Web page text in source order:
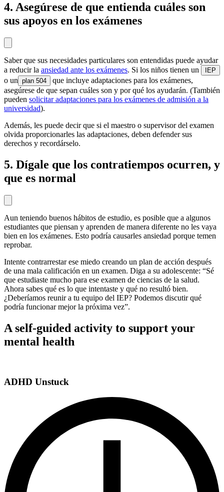
4. Asegúrese de que entienda cuáles son
sus apoyos en los exámenes
Saber que sus necesidades particulares son entendidas puede ayudar
a reducir la ansiedad ante los exámenes. Si los niños tienen un IEP
o un plan 504
que incluye adaptaciones para los exámenes,
asegúrese de que sepan cuáles son y por qué los ayudarán. (También
pueden solicitar adaptaciones para los exámenes de admisión a la
universidad).
Además, les puede decir que si el maestro o supervisor del examen
olvida proporcionarles las adaptaciones, deben defender sus
derechos y recordárselo.
5. Dígale que los contratiempos ocurren, y
que es normal
Aun teniendo buenos hábitos de estudio, es posible que a algunos
estudiantes que piensan y aprenden de manera diferente no les vaya
bien en los exámenes. Esto podría causarles ansiedad porque temen
reprobar.
Intente contrarrestar ese miedo creando un plan de acción después
de una mala calificación en un examen. Diga a su adolescente: “Sé
que estudiaste mucho para ese examen de ciencias de la salud.
Ahora sabes qué es lo que intentaste y qué no resultó bien.
¿Deberíamos reunir a tu equipo del IEP? Podemos discutir qué
podría funcionar mejor la próxima vez”.
A self-guided activity to support your
mental health
ADHD Unstuck